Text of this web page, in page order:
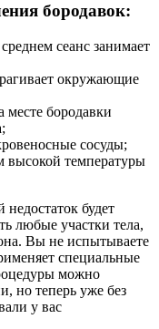
бородавок:
сеанс занимает
окружающие
месте бородавки
сосуды;
высокой температуры
недостаток будет
любые участки тела,
Вы не испытываете
специальные
можно
но теперь уже без
у вас